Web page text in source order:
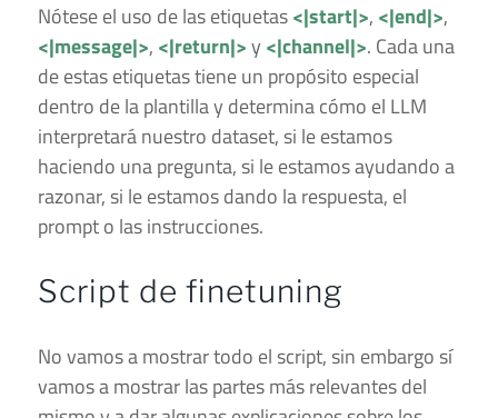
Nótese el uso de las etiquetas<|start|>, <|end|>,
<|message|>, <|return|>y <|channel|>. Cada una
de estas etiquetas tiene un propósito especial
dentro de la plantilla y determina cómo el LLM
interpretará nuestro dataset, si le estamos
haciendo una pregunta, si le estamos ayudando a
razonar, si le estamos dando la respuesta, el
prompt o las instrucciones.
Script de finetuning
No vamos a mostrar todo el script, sin embargo sí
vamos a mostrar las partes más relevantes del